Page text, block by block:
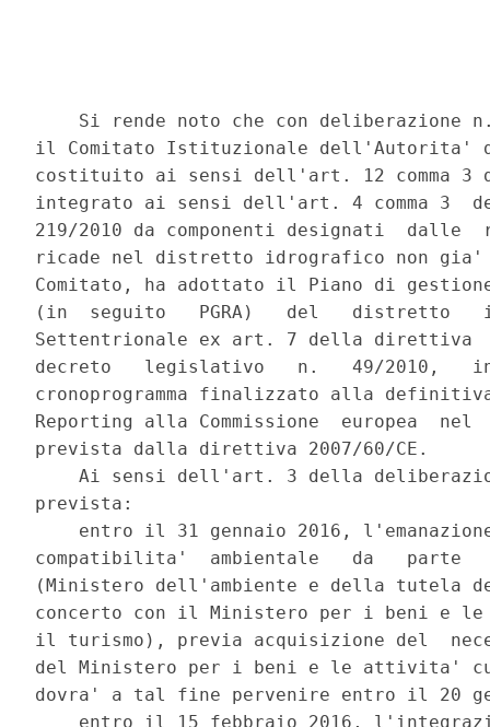
Si rende noto che con deliberazione
il Comitato Istituzionale dell'Autorita'
costituito ai sensi dell'art. 12 comma 3
integrato ai sensi dell'art. 4 comma 3
219/2010 da componenti designati
ricade nel distretto idrografico non gia'
Comitato, ha adottato il Piano di
(in  seguito   PGRA)   del   distretto
Settentrionale ex art. 7 della direttiva
decreto   legislativo   n.   49/2010,
cronoprogramma finalizzato alla
Reporting alla Commissione  europea
prevista dalla direttiva 2007/60/CE.
Ai sensi dell'art. 3 della
prevista:
entro il 31 gennaio 2016,
compatibilita'  ambientale   da   parte
(Ministero dell'ambiente e della tutela
concerto con il Ministero per i beni e
il turismo), previa acquisizione del
del Ministero per i beni e le attivita'
dovra' a tal fine pervenire entro il 20
entro il 15 febbraio 2016,